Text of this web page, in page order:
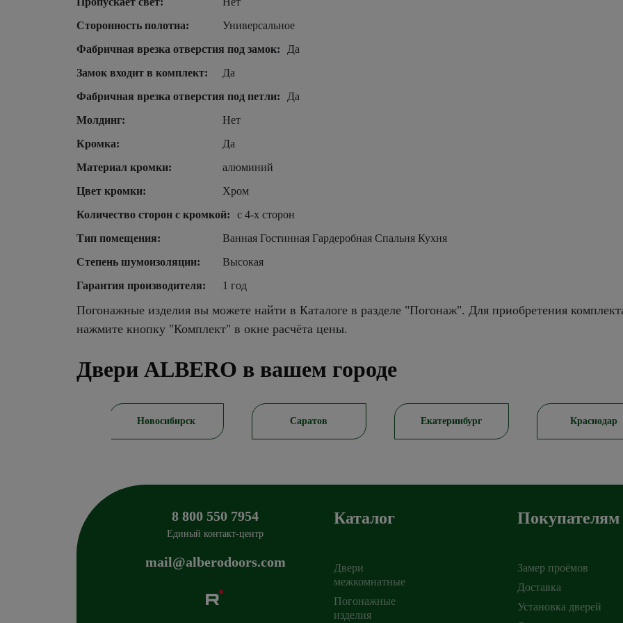
Сторонность полотна:
Универсальное
Фабричная врезка отверстия под замок:
Да
Замок входит в комплект:
Да
Фабричная врезка отверстия под петли:
Да
Молдинг:
Нет
Кромка:
Да
Материал кромки:
алюминий
Цвет кромки:
Хром
Количество сторон с кромкой:
с 4-х сторон
Тип помещения:
Ванная Гостинная Гардеробная Спальня Кухня
Степень шумоизоляции:
Высокая
Гарантия производителя:
1 год
Погонажные изделия вы можете найти в Каталоге в разделе "Погонаж". Для приобретения
нажмите кнопку "Комплект" в окне расчёта цены.
Двери ALBERO в вашем городе
Саратов Екатеринбург Краснодар Самара
8 800 550 7954
Единый контакт-центр
mail@alberodoors.com
Каталог
Двери
межкомнатные
Погонажные
изделия
Покупателям
Замер проёмов
Доставка
Установка дверей